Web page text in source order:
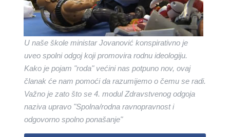
U naše škole ministar Jovanović konspirativno je
uveo spolni odgoj koji promovira rodnu ideologiju.
Kako je pojam "roda" većini nas potpuno nov, ovaj
članak će nam pomoći da razumijemo o čemu se radi.
Važno je zato što se 4. modul Zdravstvenog odgoja
naziva upravo "Spolna/rodna ravnopravnost i
odgovorno spolno ponašanje"